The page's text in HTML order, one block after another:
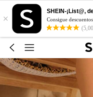
×
SHEIN-¡List@,
Consigue